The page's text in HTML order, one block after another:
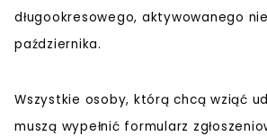
długookresowego, aktywowanego
października.
Wszystkie osoby, którą chcą wziąć
muszą wypełnić formularz